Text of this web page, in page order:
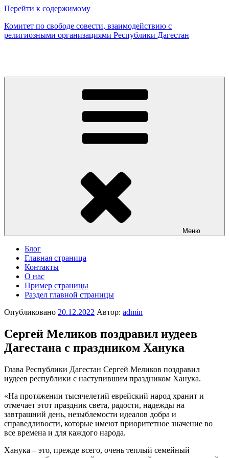
Перейти к содержимому
Комитет по свободе совести, взаимодействию с
религиозными организациями Республики Дагестан
Меню
Блог
Главная страница
Контакты
О нас
Пример страницы
Раздел главной страницы
Опубликовано 20.12.2022 Автор: admin
Сергей Меликов поздравил иудеев
Дагестана с праздником Ханука
Глава Республики Дагестан Сергей Меликов поздравил
иудеев республики с наступившим праздником Ханука.
«На протяжении тысячелетий еврейский народ хранит и
отмечает этот праздник света, радости, надежды на
завтрашний день, незыблемости идеалов добра и
справедливости, которые имеют приоритетное значение во
все времена и для каждого народа.
Ханука – это, прежде всего, очень теплый семейный